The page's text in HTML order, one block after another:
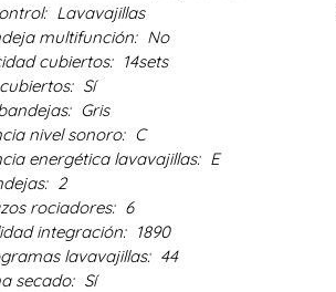
Lavavajillas
multifunción: No
cubiertos: 14sets
Sí
Gris
nivel sonoro: C
energética lavavajillas: E
2
rociadores: 6
integración: 1890
lavavajillas: 44
secado: Sí